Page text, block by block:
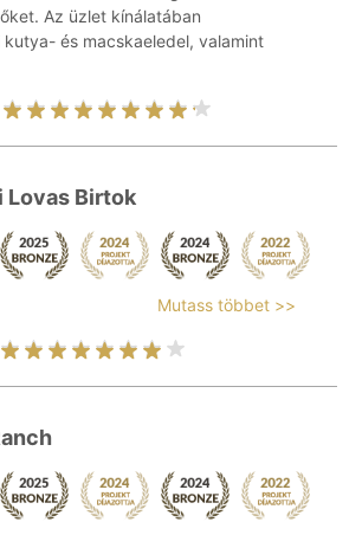
Az üzlet kínálatában
kutya- és macskaeledel, valamint
Lovas Birtok
Mutass többet >>